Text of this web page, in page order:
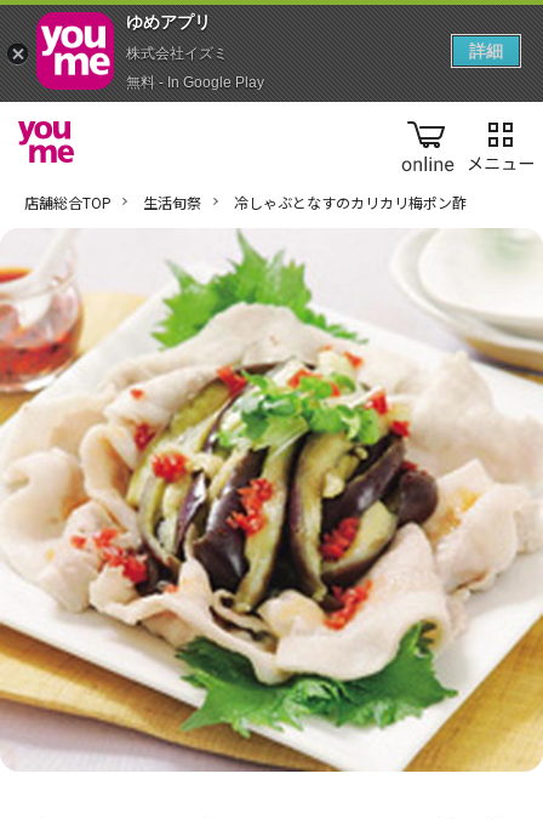
online
店舗総合TOP 生活旬祭 冷しゃぶとなすのカリカリ梅ポン酢
ゆめアプ‪リ‬
株式会社イズミ
無料 - In Google Play
詳細